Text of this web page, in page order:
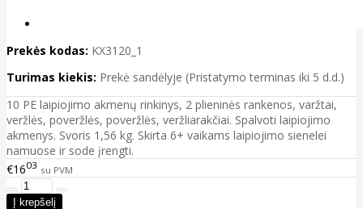
Prekės kodas: KX3120_1
Turimas kiekis: Prekė sandėlyje (Pristatymo terminas iki 5 d.d.)
10 PE laipiojimo akmenų rinkinys, 2 plieninės rankenos, varžtai,
veržlės, poveržlės, poveržlės, veržliarakčiai. Spalvoti laipiojimo
akmenys. Svoris 1,56 kg. Skirta 6+ vaikams laipiojimo sienelei
namuose ir sode įrengti.
€1603 su PVM